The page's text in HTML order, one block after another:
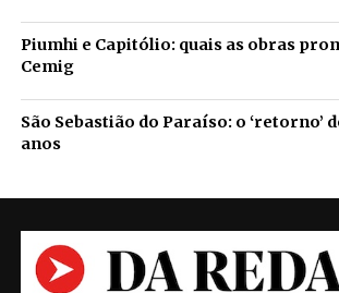
Piumhi e Capitólio: quais as obras
Cemig
São Sebastião do Paraíso: o ‘retorno’
anos